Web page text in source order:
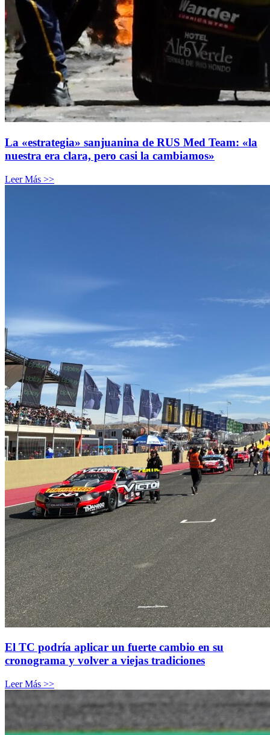
La «estrategia» sanjuanina de RUS Med Team: «la
nuestra era clara, pero casi la cambiamos»
Leer Más >>
El TC podría aplicar un fuerte cambio en su
cronograma y volver a viejas tradiciones
Leer Más >>